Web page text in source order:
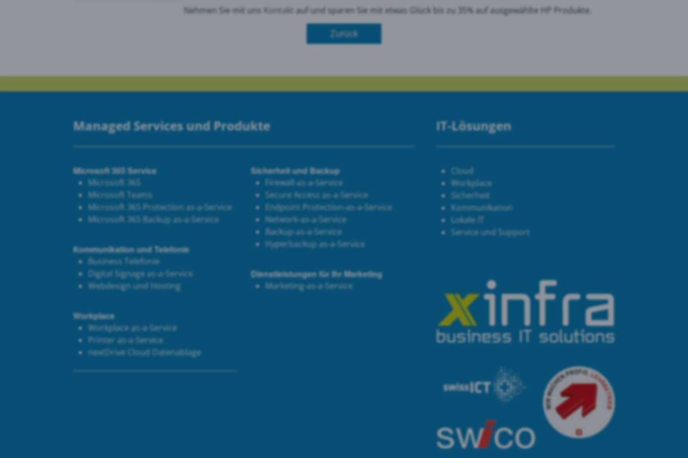
Nehmen Sie mit uns Kontakt auf und sparen Sie mit etwas Glück bis zu 35% auf ausgewählte HP Produkte.
Zurück
Managed Services und Produkte
Microsoft 365 Service
Microsoft 365
Microsoft Teams
Microsoft 365 Protection as-a-Service
Microsoft 365 Backup as-a-Service
Kommunikation und Telefonie
Business Telefonie
Digital Signage as-a-Service
Webdesign und Hosting
Workplace
Workplace as-a-Service
Printer as-a-Service
nextDrive Cloud Datenablage
Sicherheit und Backup
Firewall-as-a-Service
Secure Access as-a-Service
Endpoint Protection-as-a-Service
Network-as-a-Service
Backup-as-a-Service
Hyperbackup as-a-Service
Dienstleistungen für Ihr Marketing
Marketing-as-a-Service
IT-Lösungen
Cloud
Workplace
Sicherheit
Kommunikation
Lokale IT
Service und Support